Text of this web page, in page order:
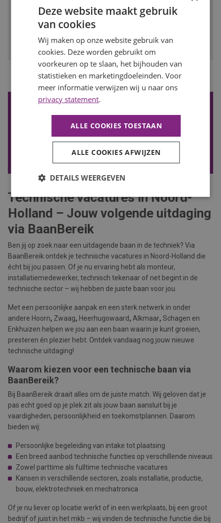
BEKIJK VACATURE
Bewaren
Vorige
1 2 3 4 ... 8 Volgende
De nieuwste vacatures ontvangen?
VACATURE ALERT ONTVANGEN
Technische vacatures in Noord-
Holland – Jouw volgende uitdaging
via BaanBereik
Ben jij op zoek naar een uitdagende baan in de techniek? Via
BaanBereik ontdek je technische vacatures in Noord-Holland die
écht bij jou passen. Of je nu ervaring hebt als monteur,
installatiemedewerker, technisch tekenaar of net begint in de
technische sector – wij hebben de juiste baan voor jou.
Met een persoonlijke aanpak en een sterk netwerk in onder
andere Hoorn, Zwaag, Heerhugowaard, Alkmaar, Schagen en
Enkhuizen helpen we jou aan een baan waarin je kunt groeien,
presteren én plezier hebt. Ontdek vandaag nog jouw nieuwe
technische uitdaging!
Waarom kiezen voor een technische baan via
BaanBereik?
Bij BaanBereik draait alles om de juiste match. Wij geloven dat je
pas echt goed op je plek zit als jouw baan aansluit bij je
vaardigheden, persoonlijkheid en toekomstplannen. Daarom
bieden wij:
Persoonlijke begeleiding van intake tot plaatsing
Een breed aanbod technische functies op verschillende niveaus
Zowel parttime als fulltime technische vacatures
Kansen in verschillende sectoren, zoals installatie, productie,
bouw, elektrotechniek en mechatronica
Of je nu liever op locatie werkt of in een werkplaats, bij een groot
bedrijf of juist in het mkb – wij vinden de technische functie die bij
Deze website maakt gebruik
van cookies
Wij maken op onze website gebruik van
cookies. Deze worden gebruikt om
voorkeuren op te slaan, het bijhouden van
statistieken en marketingdoeleinden. Voor
meer informatie verwijzen wij u naar ons
privacy statement.
ALLE COOKIES TOESTAAN
ALLE COOKIES AFWIJZEN
DETAILS WEERGEVEN